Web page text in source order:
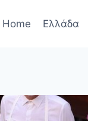
Home Ελλάδα